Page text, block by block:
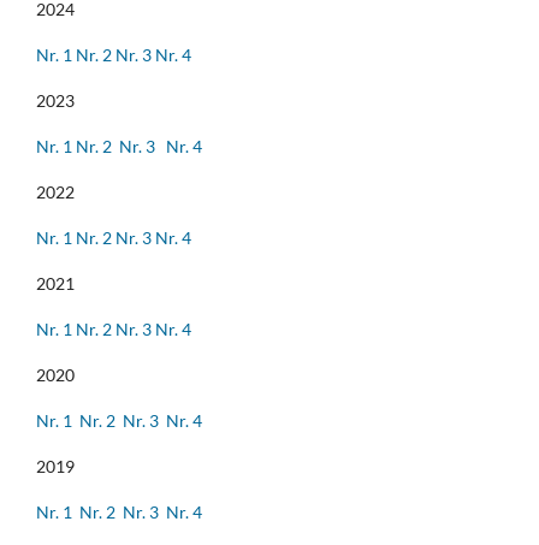
2024
Nr. 1 Nr. 2 Nr. 3 Nr. 4
2023
Nr. 1 Nr. 2 Nr. 3 Nr. 4
2022
Nr. 1 Nr. 2 Nr. 3 Nr. 4
2021
Nr. 1 Nr. 2 Nr. 3 Nr. 4
2020
Nr. 1 Nr. 2 Nr. 3 Nr. 4
2019
Nr. 1 Nr. 2 Nr. 3 Nr. 4